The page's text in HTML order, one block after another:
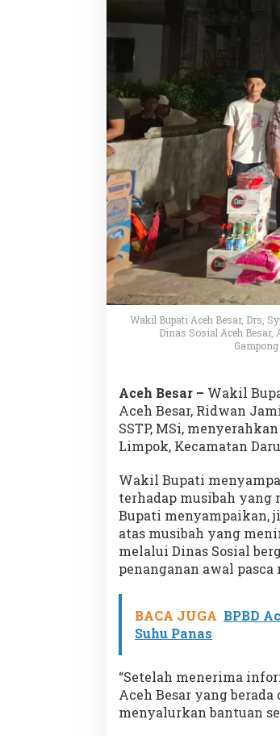
Wakil Bupati Aceh Besar, Drs,
Dinas Sosial Aceh
Aceh Besar – Wakil
Aceh Besar, Ridwan
SSTP, MSi,
Limpok, Kecamatan
Wakil Bupati
terhadap musibah yang
Bupati menyampaikan,
atas musibah yang
melalui Dinas Sosial
penanganan awal pasca
BACA JUGA BPBD
Suhu Panas
“Setelah menerima
Aceh Besar yang
menyalurkan bantuan